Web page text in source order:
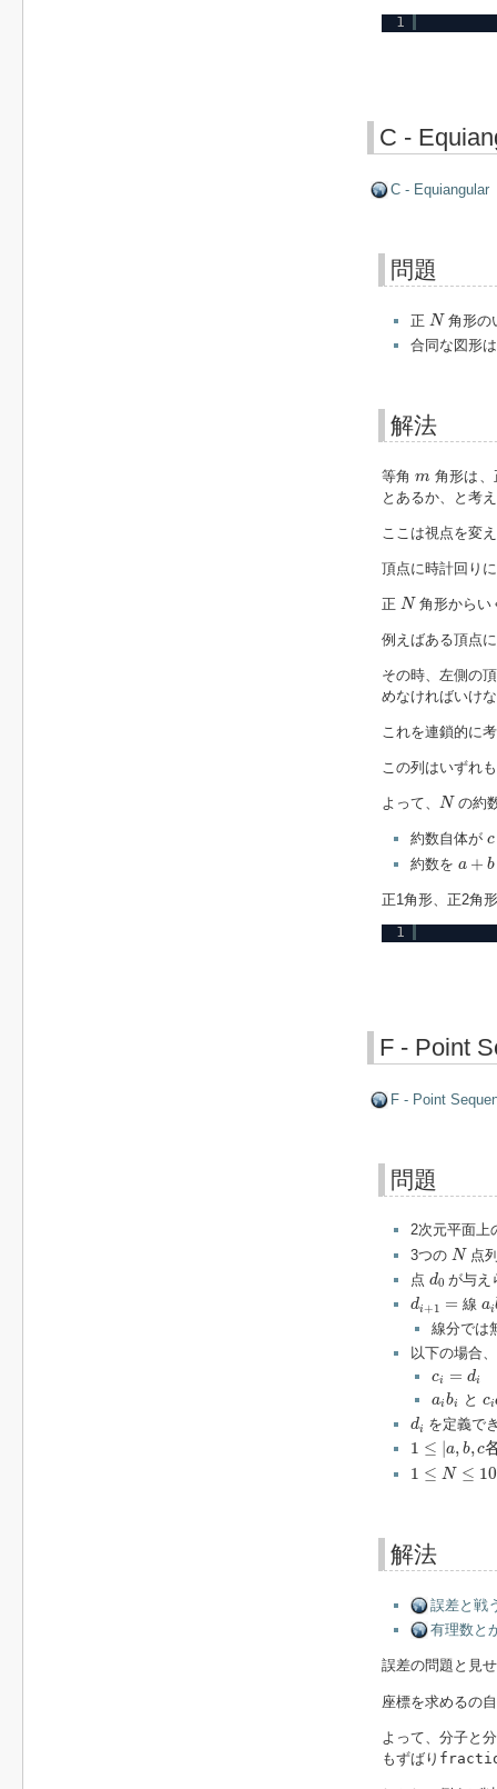
1
C -
C - Equiangular
問題
正 N
N 角形の
合同な図形
解法
等角 m
m 角形は
とあるか、と考
ここは視点を変
頂点に時計回り
正 N
N 角形からい
例えばある頂点
その時、左側の
めなければいけ
これを連鎖的に
この列はいずれ
よって、 N
N の約
約数自体が c
c
約数を a + b
+b
正1角形、正2角
1
F - Point
F - Point
問題
2次元平面上
3つの N
N点
点 d0
d0 が与え
di+1 =
di 線 ai
線分では
以下の場合
ci = di
aibi
b と ci
di
di を定義で
1 ≤ |a, b,c
1 |a , c
1 ≤ N ≤ 10
1 N ≤10 6
解法
誤差と戦
有理数と
誤差の問題と見
座標を求めるの
よって、分子と
もずばり